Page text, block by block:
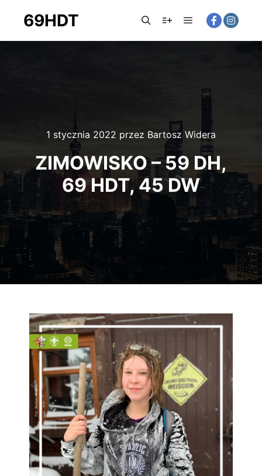
69HDT
1 stycznia 2022 przez Bartosz Widera
ZIMOWISKO – 59 DH,
69 HDT, 45 DW